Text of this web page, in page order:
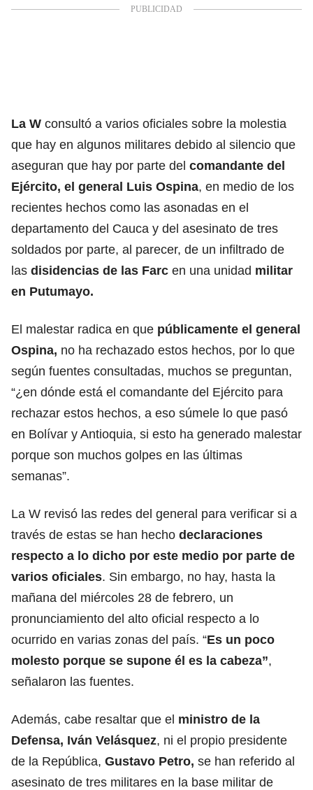
La W consultó a varios oficiales sobre la molestia
que hay en algunos militares debido al silencio que
aseguran que hay por parte del comandante del
Ejército, el general Luis Ospina, en medio de los
recientes hechos como las asonadas en el
departamento del Cauca y del asesinato de tres
soldados por parte, al parecer, de un infiltrado de
las disidencias de las Farc en una unidad militar
en Putumayo.
El malestar radica en que públicamente el general
Ospina, no ha rechazado estos hechos, por lo que
según fuentes consultadas, muchos se preguntan,
“¿en dónde está el comandante del Ejército para
rechazar estos hechos, a eso súmele lo que pasó
en Bolívar y Antioquia, si esto ha generado malestar
porque son muchos golpes en las últimas
semanas”.
La W revisó las redes del general para verificar si a
través de estas se han hecho declaraciones
respecto a lo dicho por este medio por parte de
varios oficiales. Sin embargo, no hay, hasta la
mañana del miércoles 28 de febrero, un
pronunciamiento del alto oficial respecto a lo
ocurrido en varias zonas del país. “Es un poco
molesto porque se supone él es la cabeza”,
señalaron las fuentes.
Además, cabe resaltar que el ministro de la
Defensa, Iván Velásquez, ni el propio presidente
de la República, Gustavo Petro, se han referido al
asesinato de tres militares en la base militar de